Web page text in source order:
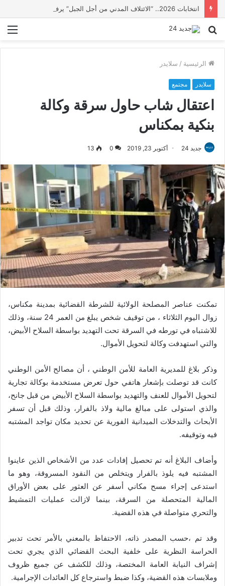
بحث
الرئيسية / سلايدر
سلايدر مجتمع
اعتقال شاب حاول سرقة وكالة
بنكية بمكناس
جديد 24 أكتوبر 23, 2019 0
13
تمكنت عناصر المصلحة الولائية للشرطة القضائية بمدينة مكناس،
زوال اليوم الثلاثاء ، من توقيف شخص يبلغ من العمر 24 سنة، وذلك
للاشتباه في تورطه في السرقة تحت التهديد بواسطة السلاح الأبيض،
والتي استهدفت وكالة لتحويل الأموال.
وذكر بلاغ للمديرية العامة للأمن الوطني ، أن مصالح الأمن الوطني
كانت قد توصلت بإشعار هاتفي حول تعرض مستخدمة بوكالة تجارية
لتحويل الأموال للعنف والتهديد بواسطة السلاح الأبيض من قبل جانح،
والذي استولى على مبالغ مالية ولاذ بالفرار، وذلك قبل أن تسفر
الأبحاث والتدخلات الميدانية الفورية عن تحديد مكان تواجد المشتبه
فيه وتوقيفه.
وأضاف البلاغ أنه تم تحصيل إفادات عدد من الأشخاص الذين عاينوا
المشتبه فيه يلوذ بالفرار ويتخلص من النقود المسروقة، وهو ما
استدعى إجراء مسح مكاني أسفر عن العثور على بعض الأوراق
المالية المتحصلة من السرقة، بينما لازالت عمليات التمشيط
والتحري متواصلة في هذه القضية.
وقد تم ،حسب المصدر ذاته، الاحتفاظ بالمعني بالأمر تحت تدبير
الحراسة النظرية على خلفية البحث القضائي الذي يجري تحت
إشراف النيابة العامة المختصة، وذلك للكشف عن جميع ظروف
وملابسات هذه القضية، وكذا ضبط واسترجاع كل العائدات الإجرامية.